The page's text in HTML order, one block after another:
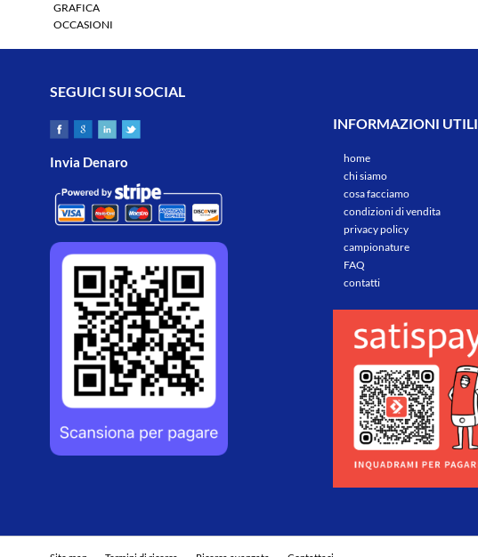
GRAFICA
OCCASIONI
SEGUICI SUI SOCIAL
Invia Denaro
INFORMAZIONI UTILI
home
chi siamo
cosa facciamo
condizioni di vendita
privacy policy
campionature
FAQ
contatti